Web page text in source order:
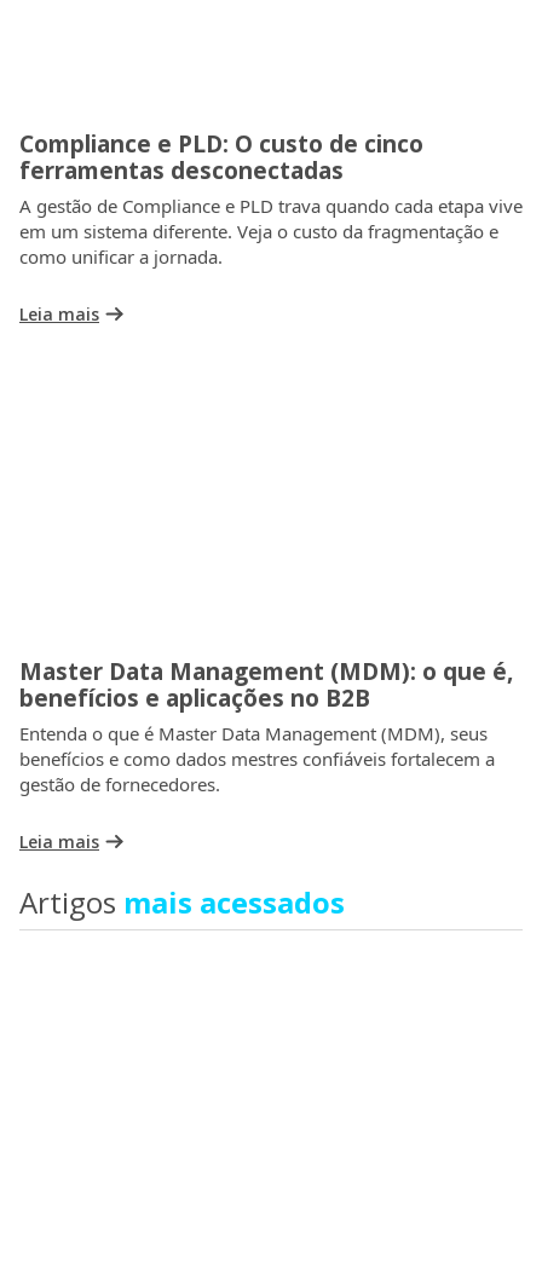
Compliance e PLD: O custo de cinco
ferramentas desconectadas
A gestão de Compliance e PLD trava quando cada etapa vive
em um sistema diferente. Veja o custo da fragmentação e
como unificar a jornada.
Leia mais
Master Data Management (MDM): o que é,
benefícios e aplicações no B2B
Entenda o que é Master Data Management (MDM), seus
benefícios e como dados mestres confiáveis fortalecem a
gestão de fornecedores.
Leia mais
Artigos mais acessados